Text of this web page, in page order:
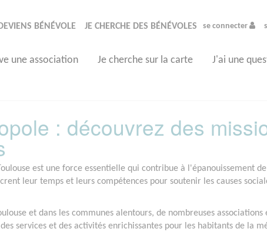
BÉNÉVOLE JE CHERCHE DES BÉNÉVOLES se connecter
une association Je cherche sur la carte J'ai une
: découvrez des
est une force essentielle qui contribue à l'épanouissement
leur temps et leurs compétences pour soutenir les causes
et dans les communes alentours, de nombreuses
services et des activités enrichissantes pour les habitants de la